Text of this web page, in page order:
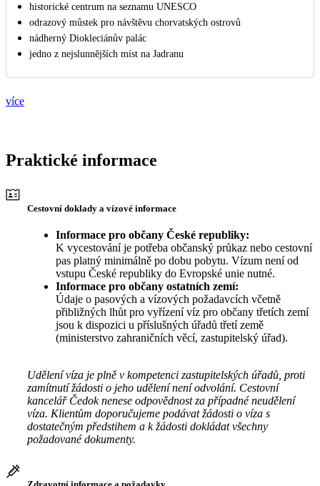
historické centrum na seznamu UNESCO
odrazový můstek pro návštěvu chorvatských ostrovů
nádherný Diokleciánův palác
jedno z nejslunnějších míst na Jadranu
více
Praktické informace
Cestovní doklady a vízové informace
Informace pro občany České republiky:
K vycestování je potřeba občanský průkaz nebo cestovní
pas platný minimálně po dobu pobytu. Vízum není od
vstupu České republiky do Evropské unie nutné.
Informace pro občany ostatních zemí:
Údaje o pasových a vízových požadavcích včetně
přibližných lhůt pro vyřízení víz pro občany třetích zemí
jsou k dispozici u příslušných úřadů třetí země
(ministerstvo zahraničních věcí, zastupitelský úřad).
Udělení víza je plně v kompetenci zastupitelských úřadů, proti
zamítnutí žádosti o jeho udělení není odvolání. Cestovní
kancelář Čedok nenese odpovědnost za případné neudělení
víza. Klientům doporučujeme podávat žádosti o víza s
dostatečným předstihem a k žádosti dokládat všechny
požadované dokumenty.